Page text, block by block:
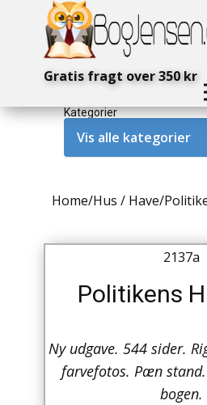
Gratis fragt over 350 kr
Kategorier
Vis alle kategorier
Amerika / USA
Anden Verdenskrig
Antikke / Specielle
Arkæologi
Home/Hus / Have/
2137a
Politikens
Ny udgave. 544 sider.
farvefotos. Pæn
bogen.